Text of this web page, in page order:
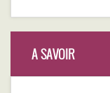
A SAVOIR